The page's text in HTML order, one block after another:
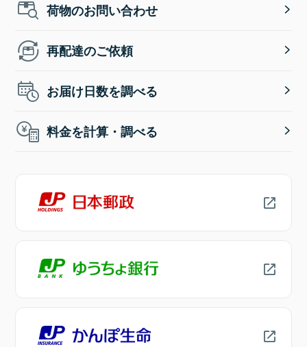
荷物のお問い合わせ
再配達のご依頼
お届け日数を調べる
料金を計算・調べる